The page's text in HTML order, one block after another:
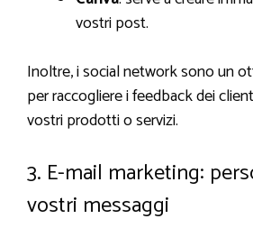
vostri post.
Inoltre, i social network sono un
per raccogliere i feedback dei
vostri prodotti o servizi.
3. E-mail marketing:
vostri messaggi